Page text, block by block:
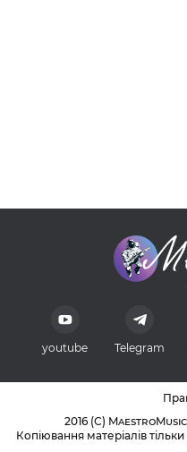
youtube Telegram
2016 (С)
Копіювання матеріалів